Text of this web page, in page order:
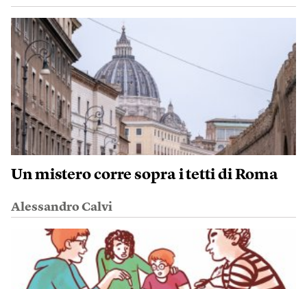
Un mistero corre sopra i tetti di Roma
Alessandro Calvi